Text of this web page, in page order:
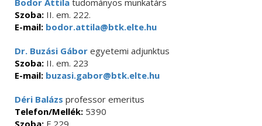
Bodor Attila tudományos munkatárs
Szoba: II. em. 222.
E-mail: bodor.attila@btk.elte.hu
Dr. Buzási Gábor egyetemi adjunktus
Szoba: II. em. 223
E-mail: buzasi.gabor@btk.elte.hu
Déri Balázs professor emeritus
Telefon/Mellék: 5390
Szoba: F 229